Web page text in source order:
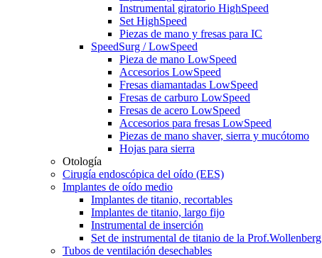
Instrumental giratorio HighSpeed
Set HighSpeed
Piezas de mano y fresas para IC
SpeedSurg / LowSpeed
Pieza de mano LowSpeed
Accesorios LowSpeed
Fresas diamantadas LowSpeed
Fresas de carburo LowSpeed
Fresas de acero LowSpeed
Accesorios para fresas LowSpeed
Piezas de mano shaver, sierra y mucótomo
Hojas para sierra
Otología
Cirugía endoscópica del oído (EES)
Implantes de oído medio
Implantes de titanio, recortables
Implantes de titanio, largo fijo
Instrumental de inserción
Set de instrumental de titanio de la Prof.Wollenberg
Tubos de ventilación desechables